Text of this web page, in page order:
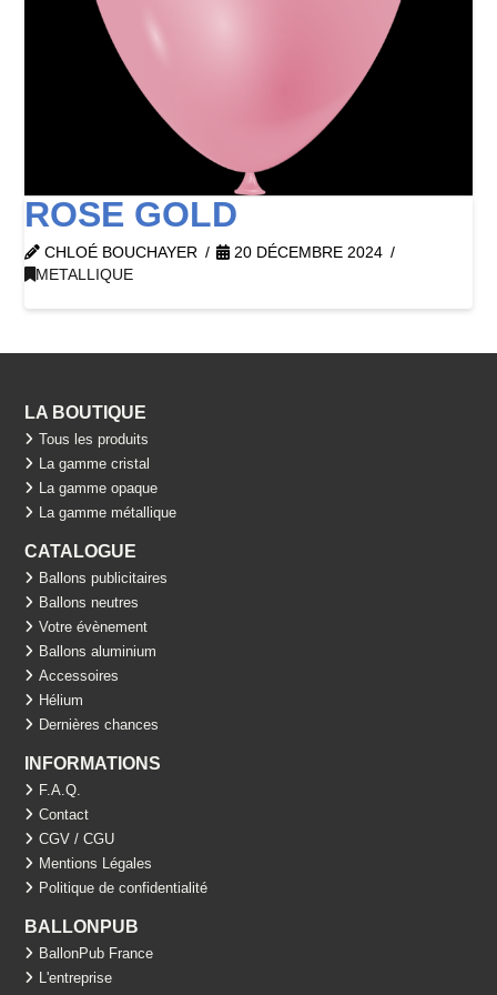
ROSE GOLD
CHLOÉ BOUCHAYER
20 DÉCEMBRE 2024
METALLIQUE
LA BOUTIQUE
Tous les produits
La gamme cristal
La gamme opaque
La gamme métallique
CATALOGUE
Ballons publicitaires
Ballons neutres
Votre évènement
Ballons aluminium
Accessoires
Hélium
Dernières chances
INFORMATIONS
F.A.Q.
Contact
CGV / CGU
Mentions Légales
Politique de confidentialité
BALLONPUB
BallonPub France
L'entreprise